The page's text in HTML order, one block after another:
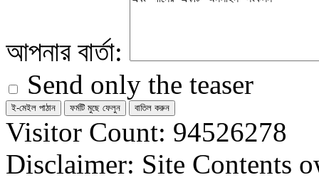
আপনার বার্তা:
Send only the teaser
Visitor Count: 94526278
Disclaimer: Site Contents